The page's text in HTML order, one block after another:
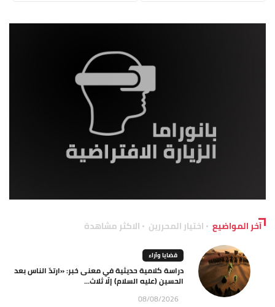
آخر المواضيع اختيار المحررين الاكثر مشاهدة
قضايا وآراء
دراسة كلامية حديثية في معنى خبر: «ارتدّ الناس بعد
الحسين (عليه السلام) إلّا ثلاث...
08/08/2026